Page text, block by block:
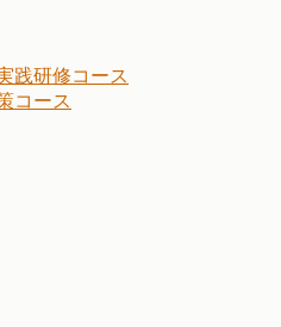
践研修コース
コース